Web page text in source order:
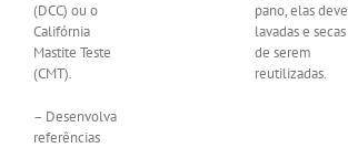
(DCC) ou o
Califórnia
Mastite Teste
(CMT).
– Desenvolva
referências
pano, elas
lavadas e
de serem
reutilizadas.